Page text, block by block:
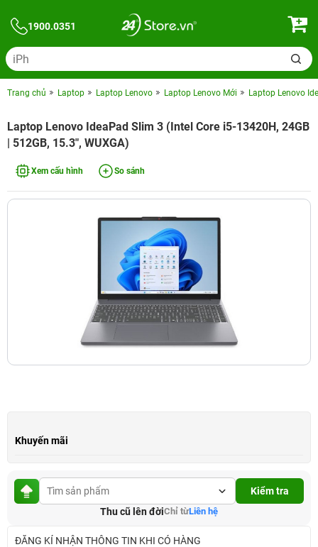
1900.0351
Trang chủ Laptop Laptop Lenovo Laptop Lenovo Mới Laptop Lenovo
Laptop Lenovo IdeaPad Slim 3 (Intel Core i5-13420H, 24GB
| 512GB, 15.3", WUXGA)
Xem cấu hình So sánh
Khuyến mãi
Kiểm tra
Thu cũ lên đờiChỉ từLiên hệ
ĐĂNG KÍ NHẬN THÔNG TIN KHI CÓ HÀNG